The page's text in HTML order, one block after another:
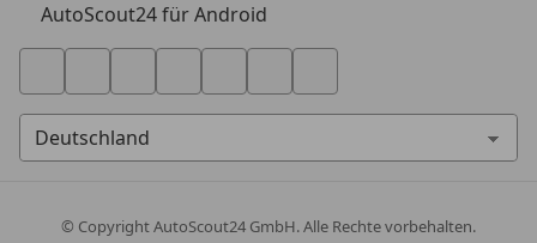
AutoScout24 für Android
© CopyrightAutoScout24 GmbH. Alle Rechte vorbehalten.